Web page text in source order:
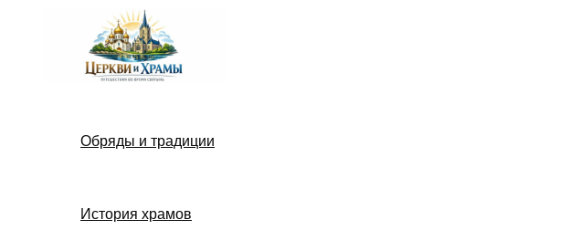
содержимому
Обряды и традиции
История храмов